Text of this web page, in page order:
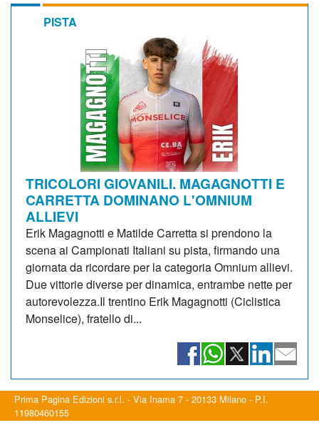
PISTA
TRICOLORI GIOVANILI. MAGAGNOTTI E
CARRETTA DOMINANO L'OMNIUM
ALLIEVI
Erik Magagnotti e Matilde Carretta si prendono la
scena ai Campionati Italiani su pista, firmando una
giornata da ricordare per la categoria Omnium allievi.
Due vittorie diverse per dinamica, entrambe nette per
autorevolezza.Il trentino Erik Magagnotti (Ciclistica
Monselice), fratello di...
Prima Pagina Edizioni s.r.l. - Via Inama 7 - 20133 Milano - P.I.
11980460155